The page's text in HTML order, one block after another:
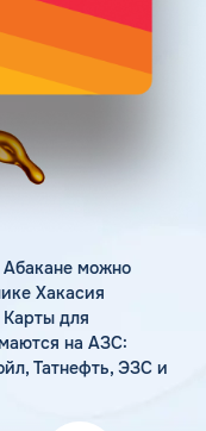
можно
Хакасия
для
на АЗС:
Татнефть, ЭЗС и